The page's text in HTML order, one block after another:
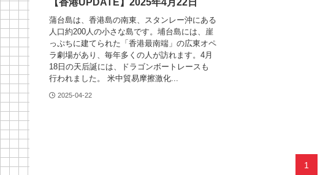
【香港UPDATE】2025年4月22日
蒲台島は、香港島の南東、スタンレー沖にある
人口約200人の小さな島です。埔台島には、崖
っぷちに建てられた「香港最南端」の広東オペ
ラ劇場があり、毎年多くの人が訪れます。4月
18日の天后誕には、ドラゴンボートレースも
行われました。 米中貿易摩擦激化...
2025-04-22
1